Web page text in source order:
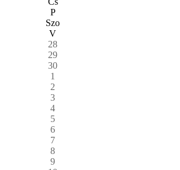
P
Szo
V
28
29
30
1
2
3
4
5
6
7
8
9